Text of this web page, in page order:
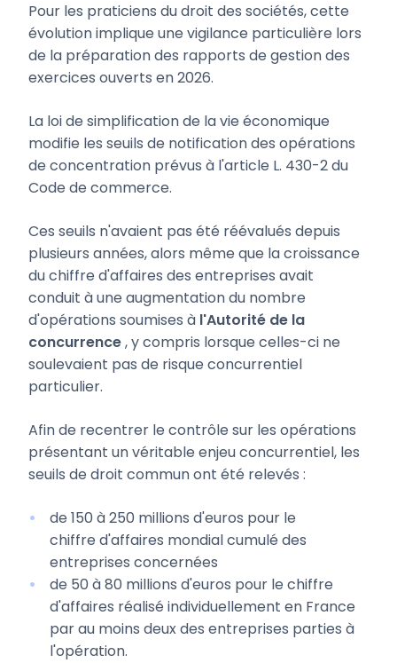
Pour les praticiens du droit des sociétés, cette
évolution implique une vigilance particulière lors
de la préparation des rapports de gestion des
exercices ouverts en 2026.
La loi de simplification de la vie économique
modifie les seuils de notification des opérations
de concentration prévus à l'article L. 430-2 du
Code de commerce.
Ces seuils n'avaient pas été réévalués depuis
plusieurs années, alors même que la croissance
du chiffre d'affaires des entreprises avait
conduit à une augmentation du nombre
d'opérations soumises à l'Autorité de la
concurrence, y compris lorsque celles-ci ne
soulevaient pas de risque concurrentiel
particulier.
Afin de recentrer le contrôle sur les opérations
présentant un véritable enjeu concurrentiel, les
seuils de droit commun ont été relevés :
de 150 à 250 millions d'euros pour le
chiffre d'affaires mondial cumulé des
entreprises concernées
de 50 à 80 millions d'euros pour le chiffre
d'affaires réalisé individuellement en France
par au moins deux des entreprises parties à
l'opération.